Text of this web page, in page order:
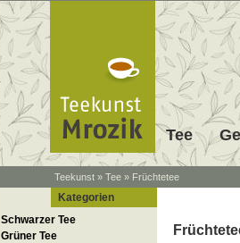
Tee
Teekunst » Tee » Früchtetee
Kategorien
Schwarzer Tee
Grüner Tee